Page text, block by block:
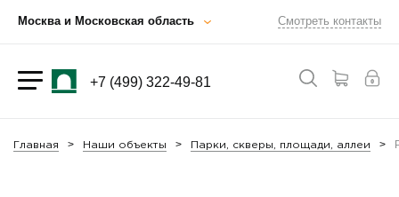
Москва и Московская область Смотреть контакты
+7 (499) 322-49-81
Главная Наши объекты Парки, скверы, площади, аллеи